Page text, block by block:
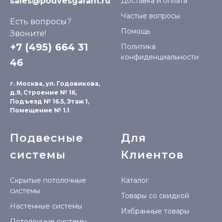
Есть вопросы?
Звоните!
+7 (495) 664 31
46
г. Москва, ул. Годовикова,
д.9, Строение № 16,
Подъезд № 16.5, Этаж 1,
Помещение № 1.1
Частые вопросы
Помощь
Политика
конфиденциальности
Подвесные
системы
Скрытые потолочные
системы
Настенные системы
Для
Клиентов
Каталог
Товары со скидкой
Избранные товары